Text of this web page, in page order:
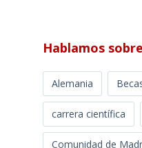
Hablamos
Alemania
carrera científica
Comunidad de